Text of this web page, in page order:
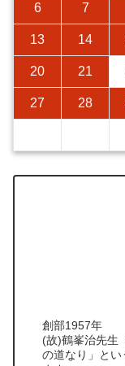
6 7
13 14
20 21
27 28
創部1957年
(故)鶴峯治先生
の道なり」と